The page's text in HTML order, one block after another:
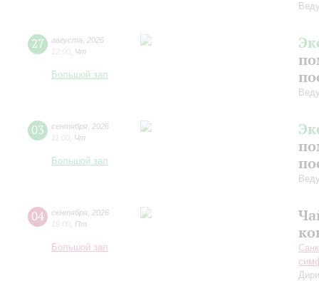
27 августа
2026
12:00 Чт
Большой зал
03 сентября 2026
11:00 Чт
Большой зал
04 сентября 2026
19:00 Пт
Большой зал